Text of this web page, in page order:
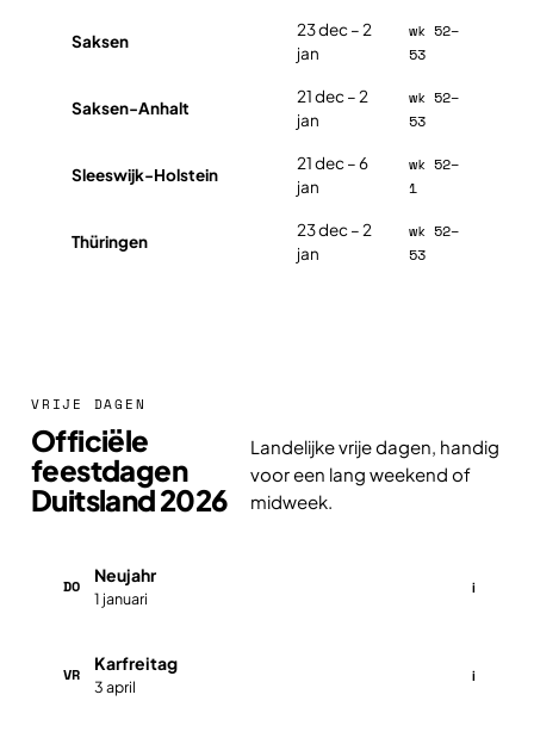
Saksen
23 dec – 2
jan
wk 52–
53
Saksen-Anhalt
21 dec – 2
jan
wk 52–
53
Sleeswijk-Holstein
21 dec – 6
jan
wk 52–
1
Thüringen
23 dec – 2
jan
wk 52–
53
VRIJE DAGEN
Officiële
feestdagen
Duitsland 2026
Landelijke vrije dagen, handig
voor een lang weekend of
midweek.
DO
Neujahr
1 januari
i
VR
Karfreitag
3 april
i